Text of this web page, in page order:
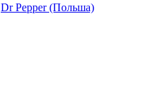
Dr Pepper (Польша)